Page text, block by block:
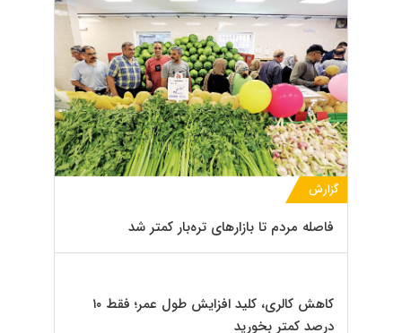
گزارش
فاصله مردم تا بازارهای تره‌بار کمتر شد
کاهش کالری، کلید افزایش طول عمر؛ فقط ۱۰
درصد کمتر بخورید